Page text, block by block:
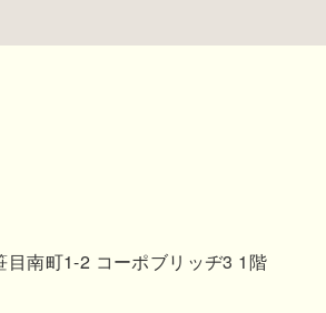
目南町1-2 コーポブリッヂ3 1階